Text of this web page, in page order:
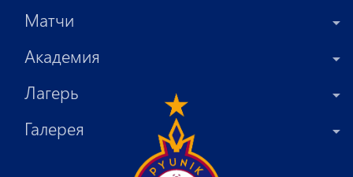
Матчи
Академия
Лагерь
Галерея